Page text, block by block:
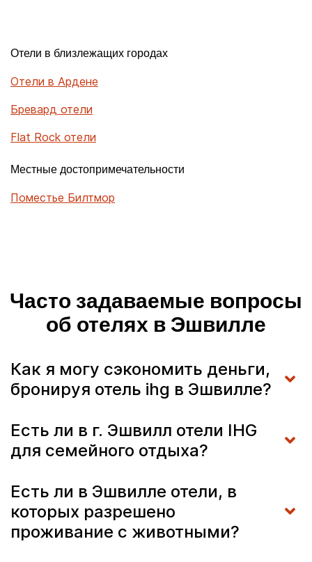
Отели в близлежащих городах
Отели в Ардене
Бревард отели
Flat Rock отели
Местные достопримечательности
Поместье Билтмор
Часто задаваемые вопросы
об отелях в Эшвилле
Как я могу сэкономить деньги,
бронируя отель ihg в Эшвилле?
Есть ли в г. Эшвилл отели IHG
для семейного отдыха?
Есть ли в Эшвилле отели, в
которых разрешено
проживание с животными?